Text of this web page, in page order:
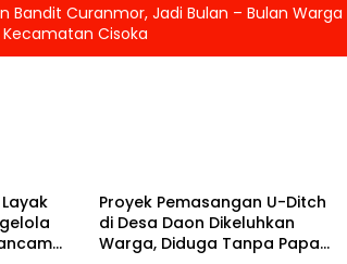
Bandit Curanmor, Jadi Bulan – Bulan
Cisoka
Proyek Pemasangan U-Ditch
di Desa Daon Dikeluhkan
Warga, Diduga Tanpa Papan
Ragam